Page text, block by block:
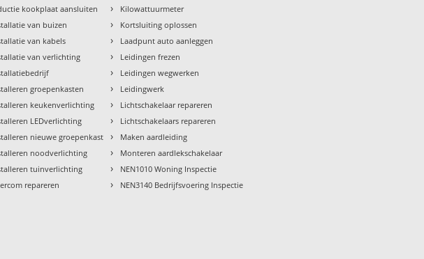
kookplaat aansluiten
van buizen
van kabels
van verlichting
groepenkasten
keukenverlichting
LEDverlichting
nieuwe groepenkast
noodverlichting
tuinverlichting
repareren
› Kilowattuurmeter
› Kortsluiting oplossen
› Laadpunt auto aanleggen
› Leidingen frezen
› Leidingen wegwerken
› Leidingwerk
› Lichtschakelaar repareren
› Lichtschakelaars repareren
› Maken aardleiding
› Monteren aardlekschakelaar
› NEN1010 Woning Inspectie
› NEN3140 Bedrijfsvoering Inspectie